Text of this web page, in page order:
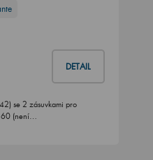
DETAIL
se 2 zásuvkami pro
60 (není…